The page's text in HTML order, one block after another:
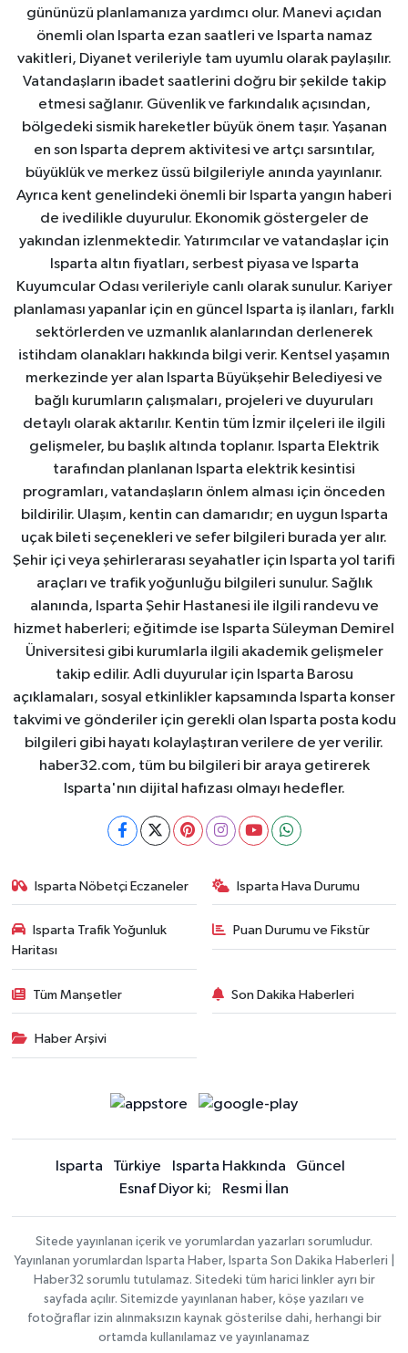
gününüzü planlamanıza yardımcı olur. Manevi açıdan
önemli olan Isparta ezan saatleri ve Isparta namaz
vakitleri, Diyanet verileriyle tam uyumlu olarak paylaşılır.
Vatandaşların ibadet saatlerini doğru bir şekilde takip
etmesi sağlanır. Güvenlik ve farkındalık açısından,
bölgedeki sismik hareketler büyük önem taşır. Yaşanan
en son Isparta deprem aktivitesi ve artçı sarsıntılar,
büyüklük ve merkez üssü bilgileriyle anında yayınlanır.
Ayrıca kent genelindeki önemli bir Isparta yangın haberi
de ivedilikle duyurulur. Ekonomik göstergeler de
yakından izlenmektedir. Yatırımcılar ve vatandaşlar için
Isparta altın fiyatları, serbest piyasa ve Isparta
Kuyumcular Odası verileriyle canlı olarak sunulur. Kariyer
planlaması yapanlar için en güncel Isparta iş ilanları, farklı
sektörlerden ve uzmanlık alanlarından derlenerek
istihdam olanakları hakkında bilgi verir. Kentsel yaşamın
merkezinde yer alan Isparta Büyükşehir Belediyesi ve
bağlı kurumların çalışmaları, projeleri ve duyuruları
detaylı olarak aktarılır. Kentin tüm İzmir ilçeleri ile ilgili
gelişmeler, bu başlık altında toplanır. Isparta Elektrik
tarafından planlanan Isparta elektrik kesintisi
programları, vatandaşların önlem alması için önceden
bildirilir. Ulaşım, kentin can damarıdır; en uygun Isparta
uçak bileti seçenekleri ve sefer bilgileri burada yer alır.
Şehir içi veya şehirlerarası seyahatler için Isparta yol tarifi
araçları ve trafik yoğunluğu bilgileri sunulur. Sağlık
alanında, Isparta Şehir Hastanesi ile ilgili randevu ve
hizmet haberleri; eğitimde ise Isparta Süleyman Demirel
Üniversitesi gibi kurumlarla ilgili akademik gelişmeler
takip edilir. Adli duyurular için Isparta Barosu
açıklamaları, sosyal etkinlikler kapsamında Isparta konser
takvimi ve gönderiler için gerekli olan Isparta posta kodu
bilgileri gibi hayatı kolaylaştıran verilere de yer verilir.
haber32.com, tüm bu bilgileri bir araya getirerek
Isparta'nın dijital hafızası olmayı hedefler.
Isparta Nöbetçi Eczaneler Isparta Hava Durumu
Isparta Trafik Yoğunluk
Haritası
Puan Durumu ve Fikstür
Tüm Manşetler Son Dakika Haberleri
Haber Arşivi
Isparta Türkiye Isparta Hakkında
Güncel
Esnaf Diyor ki;
Resmi İlan
Sitede yayınlanan içerik ve yorumlardan yazarları sorumludur.
Yayınlanan yorumlardan Isparta Haber, Isparta Son Dakika Haberleri |
Haber32 sorumlu tutulamaz. Sitedeki tüm harici linkler ayrı bir
sayfada açılır. Sitemizde yayınlanan haber, köşe yazıları ve
fotoğraflar izin alınmaksızın kaynak gösterilse dahi, herhangi bir
ortamda kullanılamaz ve yayınlanamaz